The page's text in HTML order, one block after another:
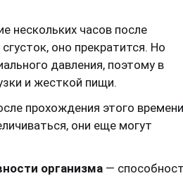
нескольких часов после
оно прекратится. Но
давления, поэтому в
и жесткой пищи.
прохождения этого времени
они еще могут
организма —